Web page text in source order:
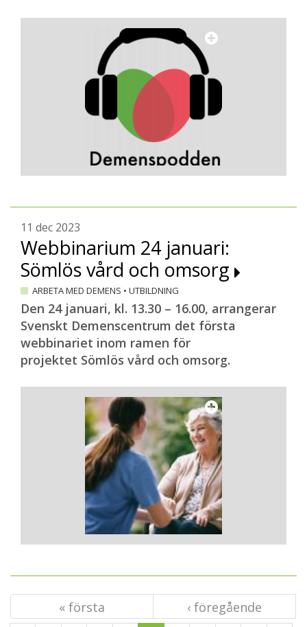
11 dec 2023
Webbinarium 24 januari:
Sömlös vård och omsorg
ARBETA MED DEMENS • UTBILDNING
Den 24 januari, kl. 13.30 – 16.00, arrangerar
Svenskt Demenscentrum det första
webbinariet inom ramen för
projektet Sömlös vård och omsorg.
« första
‹ föregående